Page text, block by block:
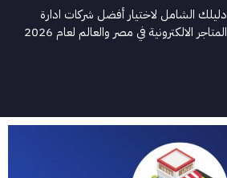
دليلك الشامل لاختيار أفضل شركات ادارة
المتاجر الالكترونية في مصر والعالم لعام 2026